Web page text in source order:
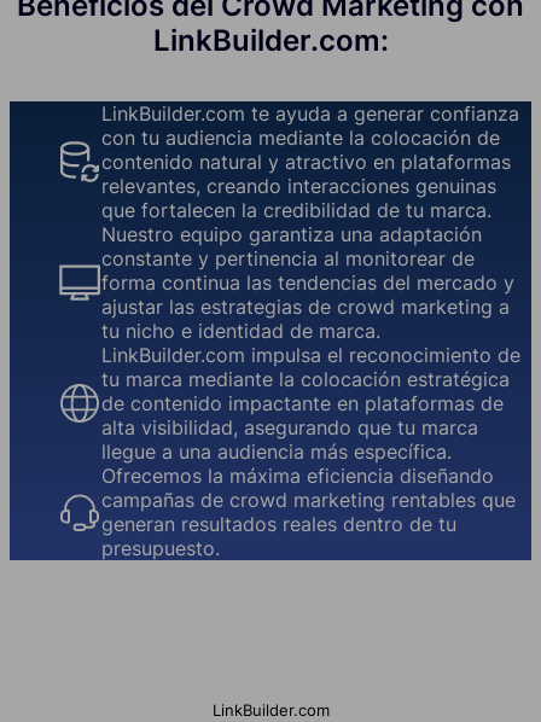
LinkBuilder.com:
LinkBuilder.com te ayuda a generar confianza
con tu audiencia mediante la colocación de
contenido natural y atractivo en plataformas
relevantes, creando interacciones genuinas
que fortalecen la credibilidad de tu marca.
Nuestro equipo garantiza una adaptación
constante y pertinencia al monitorear de
forma continua las tendencias del mercado y
ajustar las estrategias de crowd marketing a
tu nicho e identidad de marca.
LinkBuilder.com impulsa el reconocimiento de
tu marca mediante la colocación estratégica
de contenido impactante en plataformas de
alta visibilidad, asegurando que tu marca
llegue a una audiencia más específica.
Ofrecemos la máxima eficiencia diseñando
campañas de crowd marketing rentables que
generan resultados reales dentro de tu
presupuesto.
LinkBuilder.com